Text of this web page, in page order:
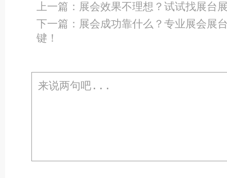
上一篇： 展会效果不理想？试试找展台
下一篇： 展会成功靠什么？专业展会展
键！